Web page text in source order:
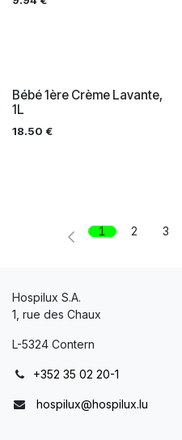
Bébé 1ère Crème Lavante,
1L
18.50 €
1 2 3
Hospilux S.A.
1, rue des Chaux
L-5324 Contern
+352 35 02 20-1
hospilux@hospilux.lu